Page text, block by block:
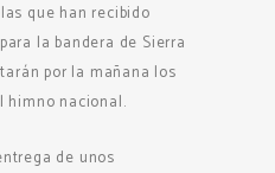
que han recibido
la bandera de Sierra
por la mañana los
himno nacional.
de unos